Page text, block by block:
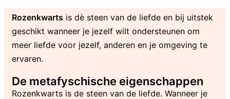
Rozenkwarts is dè steen van de liefde en bij uitstek
geschikt wanneer je jezelf wilt ondersteunen om
meer liefde voor jezelf, anderen en je omgeving te
ervaren.
De metafyschische eigenschappen
Rozenkwarts is de steen van de liefde. Wanneer je